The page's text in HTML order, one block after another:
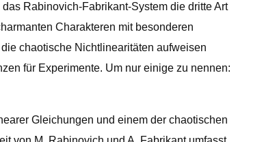
Rabinovich-Fabrikant-System die dritte Art
Charakteren mit besonderen
chaotische Nichtlinearitäten aufweisen
für Experimente. Um nur einige zu nennen:
Gleichungen und einem der chaotischen